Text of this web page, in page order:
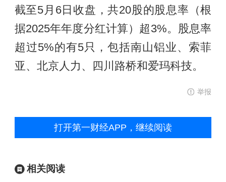
截至5月6日收盘，共20股的股息率（根
据2025年年度分红计算）超3%。股息率
超过5%的有5只，包括南山铝业、索菲
亚、北京人力、四川路桥和爱玛科技。
举报
打开第一财经APP，继续阅读
相关阅读